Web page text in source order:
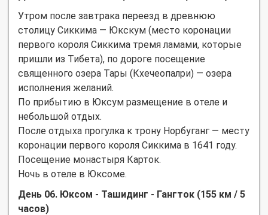
Утром после завтрака переезд в древнюю
столицу Сиккима — Юкскум (место коронации
первого короля Сиккима тремя ламами, которые
пришли из Тибета), по дороге посещение
священного озера Тары (Кхечеопалри) — озера
исполнения желаний.
По прибытию в Юксум размещение в отеле и
небольшой отдых.
После отдыха прогулка к трону Норбуганг — месту
коронации первого короля Сиккима в 1641 году.
Посещение монастыря Карток.
Ночь в отеле в Юксоме.
День 06. Юксом - Ташидинг - Гангток (155 км / 5
часов)